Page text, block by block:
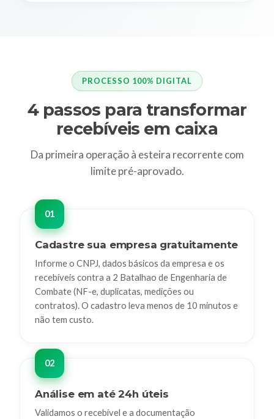
PROCESSO 100% DIGITAL
4 passos para transformar
recebíveis em caixa
Da primeira operação à esteira recorrente com
limite pré-aprovado.
Cadastre sua empresa gratuitamente
Informe o CNPJ, dados básicos da empresa e os
recebíveis contra a 2 Batalhao de Engenharia de
Combate (NF-e, duplicatas, medições ou
contratos). O cadastro leva menos de 10 minutos e
não tem custo.
Análise em até 24h úteis
Validamos o recebível e a documentação